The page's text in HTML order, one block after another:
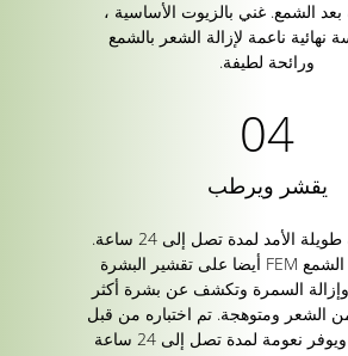
بعد الشمع. غني بالزيوت الأساسية ،
نهائية ناعمة لإزالة الشعر بالشمع
ورائحة لطيفة.
يقشر ويرطب
استمتع بنعومة طويلة الأمد لمدة تصل إلى 24 ساعة.
تعمل شرائح الشمع FEM أيضا على تقشير البشرة
السمرة وتكشف عن بشرة أكثر
الشعر ومتوهجة. تم اختباره من قبل
أطباء الجلدية ويوفر نعومة لمدة تصل إلى 24 ساعة